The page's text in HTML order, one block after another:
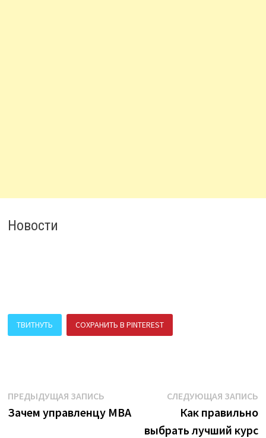
Новости
ТВИТНУТЬ СОХРАНИТЬ В PINTEREST
Навигация
по
ПРЕДЫДУЩАЯ ЗАПИСЬПредыдущая
запись:
Зачем управленцу MBA
СЛЕДУЮЩАЯ ЗАПИСЬ
Как правильно
выбрать лучший курс